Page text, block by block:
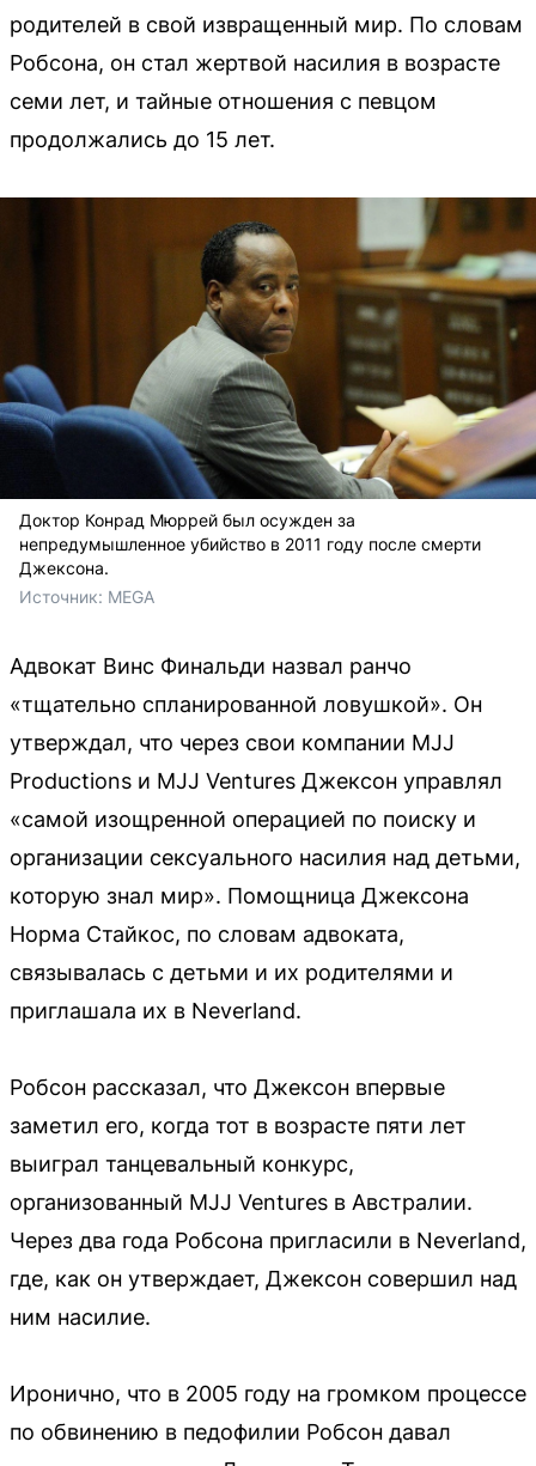
родителей в свой извращенный мир. По словам
Робсона, он стал жертвой насилия в возрасте
семи лет, и тайные отношения с певцом
продолжались до 15 лет.
Доктор Конрад Мюррей был осужден за
непредумышленное убийство в 2011 году после смерти
Джексона.
Источник: MEGA
Адвокат Винс Финальди назвал ранчо
«тщательно спланированной ловушкой». Он
утверждал, что через свои компании MJJ
Productions и MJJ Ventures Джексон управлял
«самой изощренной операцией по поиску и
организации сексуального насилия над детьми,
которую знал мир». Помощница Джексона
Норма Стайкос, по словам адвоката,
связывалась с детьми и их родителями и
приглашала их в Neverland.
Робсон рассказал, что Джексон впервые
заметил его, когда тот в возрасте пяти лет
выиграл танцевальный конкурс,
организованный MJJ Ventures в Австралии.
Через два года Робсона пригласили в Neverland,
где, как он утверждает, Джексон совершил над
ним насилие.
Иронично, что в 2005 году на громком процессе
по обвинению в педофилии Робсон давал